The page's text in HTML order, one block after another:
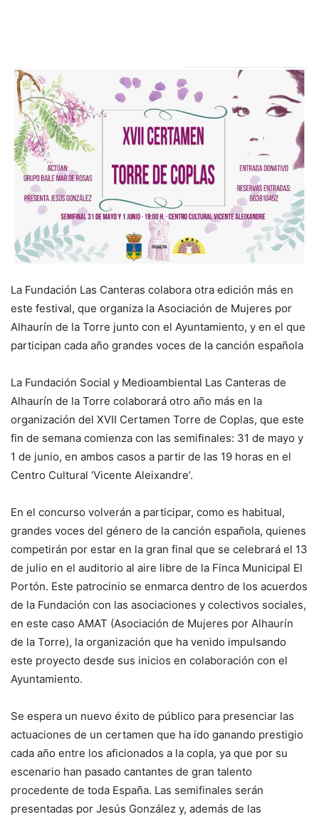
La Fundación Las Canteras colabora otra edición más en
este festival, que organiza la Asociación de Mujeres por
Alhaurín de la Torre junto con el Ayuntamiento, y en el que
participan cada año grandes voces de la canción española
La Fundación Social y Medioambiental Las Canteras de
Alhaurín de la Torre colaborará otro año más en la
organización del XVII Certamen Torre de Coplas, que este
fin de semana comienza con las semifinales: 31 de mayo y
1 de junio, en ambos casos a partir de las 19 horas en el
Centro Cultural ‘Vicente Aleixandre’.
En el concurso volverán a participar, como es habitual,
grandes voces del género de la canción española, quienes
competirán por estar en la gran final que se celebrará el 13
de julio en el auditorio al aire libre de la Finca Municipal El
Portón. Este patrocinio se enmarca dentro de los acuerdos
de la Fundación con las asociaciones y colectivos sociales,
en este caso AMAT (Asociación de Mujeres por Alhaurín
de la Torre), la organización que ha venido impulsando
este proyecto desde sus inicios en colaboración con el
Ayuntamiento.
Se espera un nuevo éxito de público para presenciar las
actuaciones de un certamen que ha ido ganando prestigio
cada año entre los aficionados a la copla, ya que por su
escenario han pasado cantantes de gran talento
procedente de toda España. Las semifinales serán
presentadas por Jesús González y, además de las